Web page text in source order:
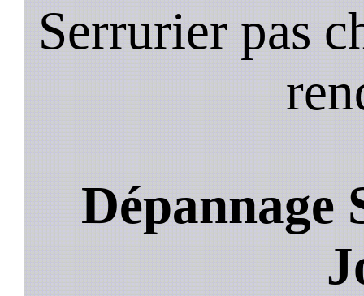
Serrurier pas
Dépannage